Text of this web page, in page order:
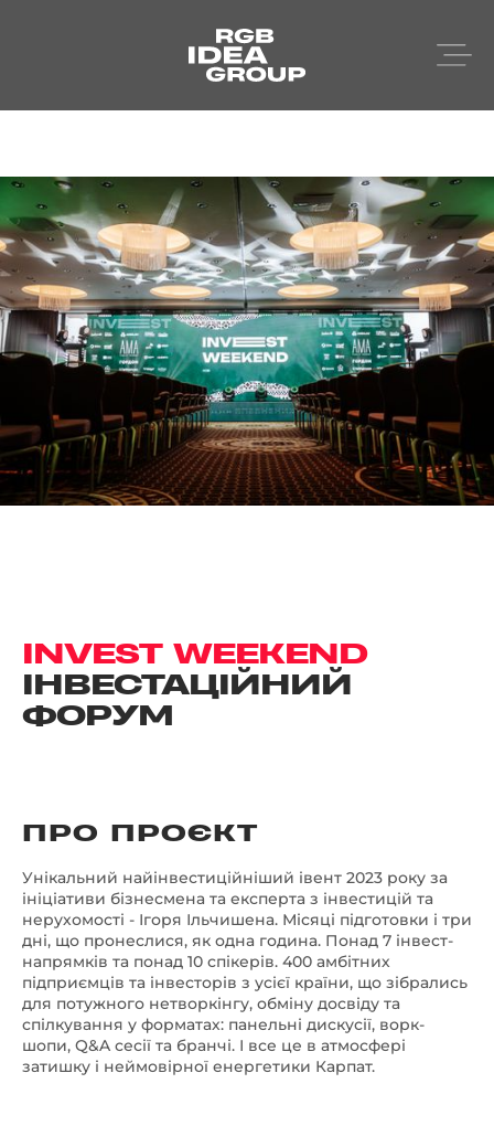
INVEST WEEKEND
ІНВЕСТАЦІЙНИЙ
ФОРУМ
ПРО ПРОЄКТ
Унікальний найінвестиційніший івент 2023 року за
ініціативи бізнесмена та експерта з інвестицій та
нерухомості - Ігоря Ільчишена. Місяці підготовки і три
дні, що пронеслися, як одна година. Понад 7 інвест-
напрямків та понад 10 спікерів. 400 амбітних
підприємців та інвесторів з усієї країни, що зібрались
для потужного нетворкінгу, обміну досвіду та
спілкування у форматах: панельні дискусії, ворк-
шопи, Q&A сесії та бранчі. І все це в атмосфері
затишку і неймовірної енергетики Карпат.